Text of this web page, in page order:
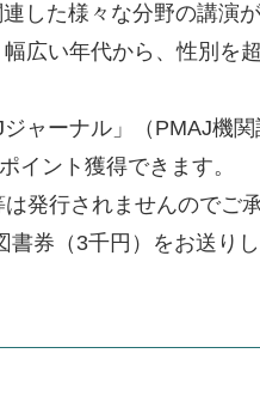
した様々な分野の講演
広い年代から、性別を
ャーナル」（PMAJ機
イント獲得できます。
は発行されませんのでご
書券（3千円）をお送り